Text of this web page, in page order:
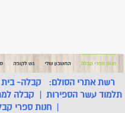
רשת אתרי הסולם: קבלה-
תלמוד עשר הספירות
קבלה
חנות ספרי